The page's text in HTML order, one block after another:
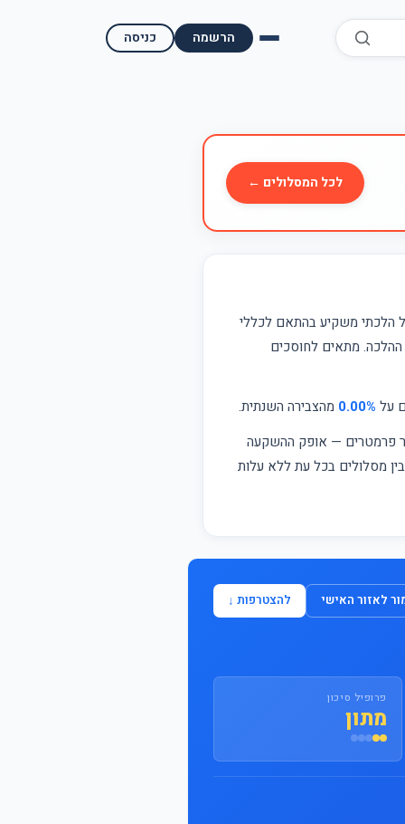
כניסה הרשמה
מאמרים ומדריכים
תשואות היסטוריות
תנאי שימוש
התחבר / הצטרף
לכל המסלולים ←
הלכתי משקיע בהתאם לכללי
מתאים לחוסכים
על 0.00% מהצבירה השנתית.
פרמטרים — אופק ההשקעה
מסלולים בכל עת ללא עלות
לאזור האישי להצטרפות ↓
פרופיל סיכון
מתון